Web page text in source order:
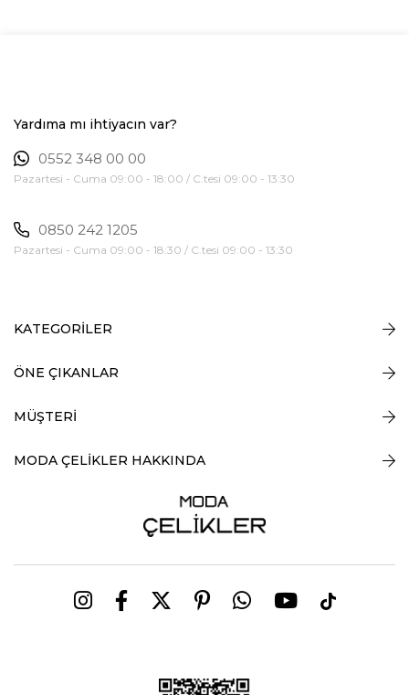
Yardıma mı ihtiyacın var?
0552 348 00 00
Pazartesi - Cuma 09:00 - 18:00 / C.tesi 09:00 - 13:30
0850 242 1205
Pazartesi - Cuma 09:00 - 18:30 / C.tesi 09:00 - 13:30
KATEGORİLER
ÖNE ÇIKANLAR
MÜŞTERİ
MODA ÇELİKLER HAKKINDA